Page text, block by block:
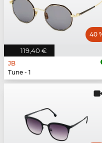
119,40 €
40
JB
Tune - 1